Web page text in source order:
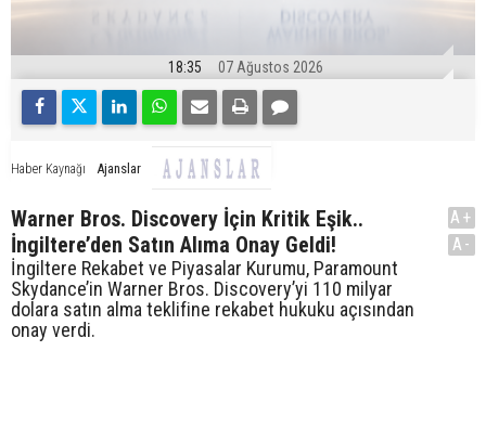
18:35 07 Ağustos 2026
Haber Kaynağı Ajanslar
Warner Bros. Discovery İçin Kritik Eşik..
İngiltere’den Satın Alıma Onay Geldi!
İngiltere Rekabet ve Piyasalar Kurumu, Paramount
Skydance’in Warner Bros. Discovery’yi 110 milyar
dolara satın alma teklifine rekabet hukuku açısından
onay verdi.
A+
A-